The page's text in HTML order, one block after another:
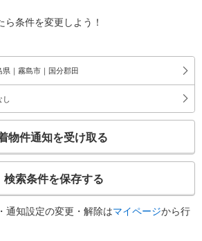
ら条件を変更しよう！
県｜霧島市｜国分郡田
し
物件通知を受け取る
検索条件を保存する
通知設定の変更・解除はマイページから行